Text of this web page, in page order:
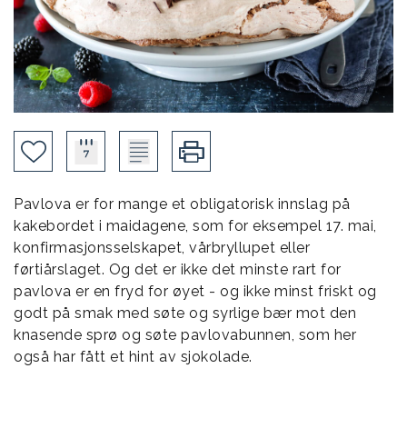
Pavlova er for mange et obligatorisk innslag på
kakebordet i maidagene, som for eksempel 17. mai,
konfirmasjonsselskapet, vårbryllupet eller
førtiårslaget. Og det er ikke det minste rart for
pavlova er en fryd for øyet - og ikke minst friskt og
godt på smak med søte og syrlige bær mot den
knasende sprø og søte pavlovabunnen, som her
også har fått et hint av sjokolade.